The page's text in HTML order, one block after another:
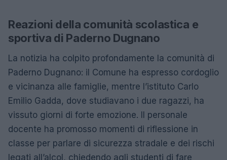
Reazioni della comunità scolastica e
sportiva di Paderno Dugnano
La notizia ha colpito profondamente la comunità di
Paderno Dugnano: il Comune ha espresso cordoglio
e vicinanza alle famiglie, mentre l’istituto Carlo
Emilio Gadda, dove studiavano i due ragazzi, ha
vissuto giorni di forte emozione. Il personale
docente ha promosso momenti di riflessione in
classe per parlare di sicurezza stradale e dei rischi
legati all’alcol, chiedendo agli studenti di fare